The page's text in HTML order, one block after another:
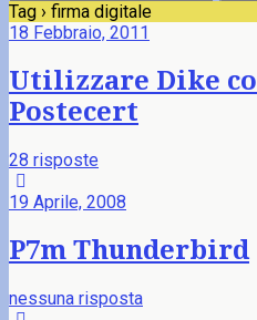
Tag › firma digitale
18 Febbraio, 2011
Utilizzare Dike
Postecert
28 risposte
19 Aprile, 2008
P7m Thunderbird
nessuna risposta